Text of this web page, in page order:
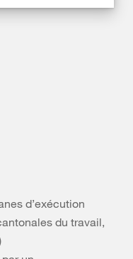
d’exécution
du travail,